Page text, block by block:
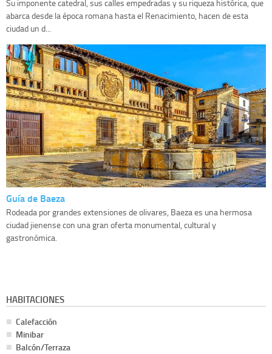
Su imponente catedral, sus calles empedradas y su riqueza histórica, que
abarca desde la época romana hasta el Renacimiento, hacen de esta
ciudad un d...
Guía de Baeza
Rodeada por grandes extensiones de olivares, Baeza es una hermosa
ciudad jienense con una gran oferta monumental, cultural y
gastronómica.
HABITACIONES
Calefacción
Minibar
Balcón/Terraza